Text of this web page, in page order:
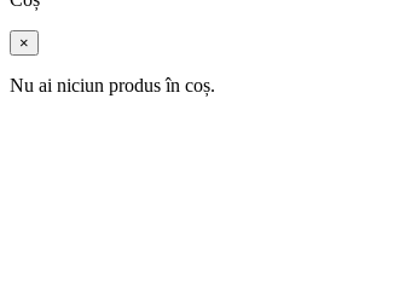
×
Nu ai niciun produs în coș.